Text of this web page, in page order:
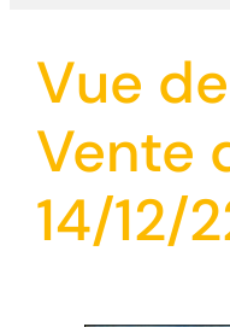
Vue
Vente
14/12/